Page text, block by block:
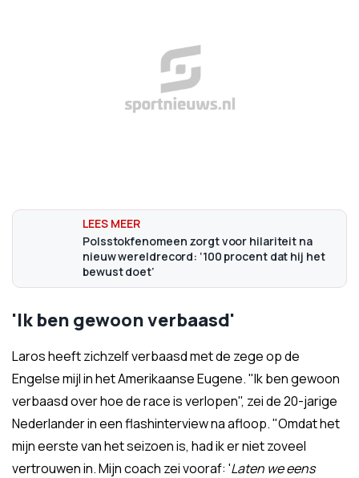
Polsstokfenomeen zorgt voor hilariteit na
nieuw wereldrecord: ‘100 procent dat hij het
bewust doet’
'Ik ben gewoon verbaasd'
Laros heeft zichzelf verbaasd met de zege op de
Engelse mijl in het Amerikaanse Eugene. "Ik ben gewoon
verbaasd over hoe de race is verlopen", zei de 20-jarige
Nederlander in een flashinterview na afloop. "Omdat het
mijn eerste van het seizoen is, had ik er niet zoveel
vertrouwen in. Mijn coach zei vooraf: 'Laten we eens